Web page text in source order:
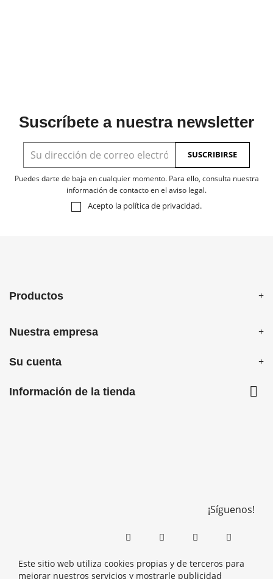
Suscríbete a nuestra newsletter
Puedes darte de baja en cualquier momento. Para ello, consulta nuestra
información de contacto en el aviso legal.
Acepto la política de privacidad.
Productos
Nuestra empresa
Su cuenta
Información de la tienda 
¡Síguenos!
Este sitio web utiliza cookies propias y de terceros para
mejorar nuestros servicios y mostrarle publicidad